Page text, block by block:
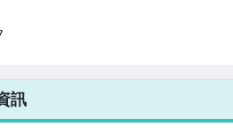
元
優惠無限次！
訊